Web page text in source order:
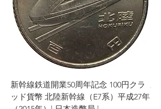
新幹線鉄道開業50周年記念 100円クラ
ッド貨幣 北陸新幹線（E7系）平成27年